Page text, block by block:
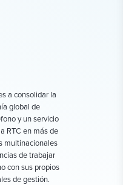
a consolidar la
global de
y un servicio
RTC en más de
multinacionales
de trabajar
con sus propios
de gestión.